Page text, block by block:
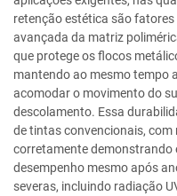
retenção estética são
avançada da matriz
que protege os flocos
mantendo ao mesmo tempo
acomodar o movimento do
descolamento. Essa
de tintas convencionais,
corretamente demonstrando
desempenho mesmo após
severas, incluindo radiação